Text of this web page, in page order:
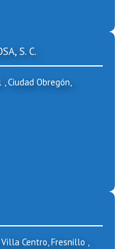
S. C.
Ciudad Obregón,
Centro, Fresnillo ,